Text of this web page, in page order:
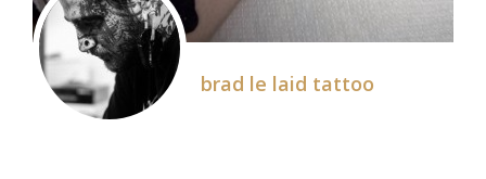
brad le laid tattoo